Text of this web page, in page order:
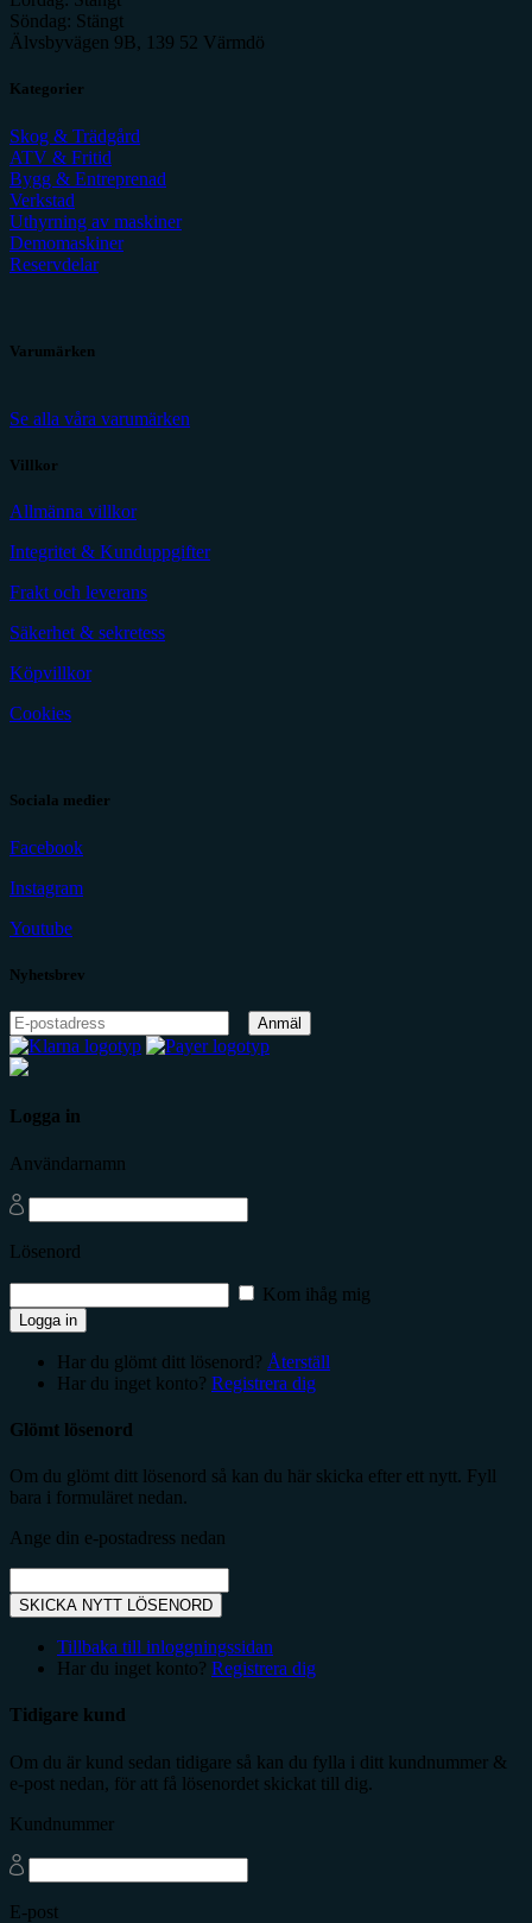
Söndag: Stängt
Älvsbyvägen 9B, 139 52 Värmdö
Kategorier
Skog & Trädgård
ATV & Fritid
Bygg & Entreprenad
Verkstad
Uthyrning av maskiner
Demomaskiner
Reservdelar
Varumärken
Se alla våra varumärken
Villkor
Allmänna villkor
Integritet & Kunduppgifter
Frakt och leverans
Säkerhet & sekretess
Köpvillkor
Cookies
Sociala medier
Facebook
Instagram
Youtube
Nyhetsbrev
Anmäl
Logga in
Användarnamn
Lösenord
Kom ihåg mig
Logga in
Har du glömt ditt lösenord? Återställ
Har du inget konto? Registrera dig
Glömt lösenord
Om du glömt ditt lösenord så kan du här skicka efter ett nytt. Fyll
bara i formuläret nedan.
Ange din e-postadress nedan
SKICKA NYTT LÖSENORD
Tillbaka till inloggningssidan
Har du inget konto? Registrera dig
Tidigare kund
Om du är kund sedan tidigare så kan du fylla i ditt kundnummer &
e-post nedan, för att få lösenordet skickat till dig.
Kundnummer
E-post